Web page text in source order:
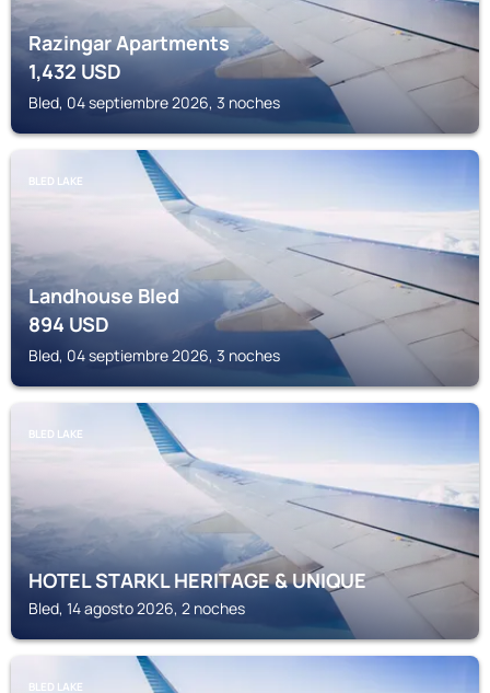
Razingar Apartments
1,432 USD
Bled, 04 septiembre 2026, 3 noches
BLED LAKE
Landhouse Bled
894USD
Bled, 04 septiembre 2026, 3 noches
BLED LAKE
HOTEL STARKL HERITAGE & UNIQUE
Bled, 14 agosto 2026, 2 noches
BLED LAKE